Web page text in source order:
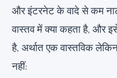
और इंटरनेट के वादे से कम
वास्तव में क्या कहता है, और
है, अर्थात एक वास्तविक
नहीं: